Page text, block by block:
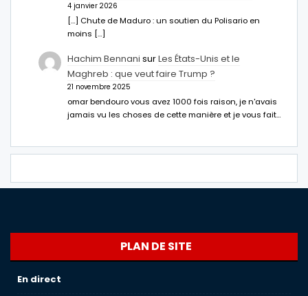
4 janvier 2026
[…] Chute de Maduro : un soutien du Polisario en
moins […]
Hachim Bennani surLes États-Unis et le
Maghreb : que veut faire Trump ?
21 novembre 2025
omar bendouro vous avez 1000 fois raison, je n'avais
jamais vu les choses de cette manière et je vous fait…
PLAN DE SITE
En direct